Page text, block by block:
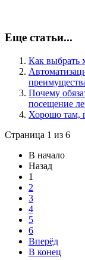
Еще статьи...
Как выбрать
Почему
посещение
Хорошо там,
Страница 1 из 6
В начало
Назад
1
2
3
4
5
6
Вперёд
В конец